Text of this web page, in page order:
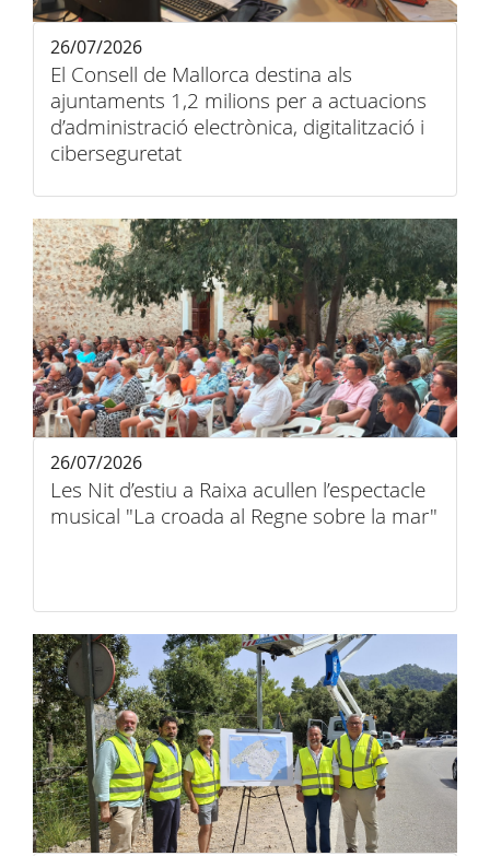
El Consell de Mallorca destina als
ajuntaments 1,2 milions per a actuacions
d’administració electrònica, digitalització i
ciberseguretat
26/07/2026
Les Nit d’estiu a Raixa acullen l’espectacle
musical "La croada al Regne sobre la mar"
26/07/2026